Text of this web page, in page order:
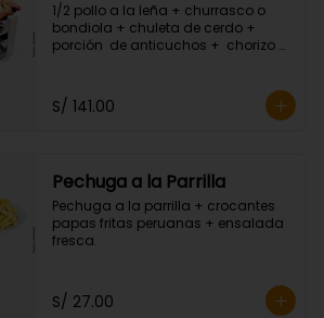
1/2 pollo a la leña + churrasco o
bondiola + chuleta de cerdo +
porción  de anticuchos +  chorizo +
fresca.
S/ 141.00
Pechuga a la Parrilla
Pechuga a la parrilla + crocantes
papas fritas peruanas + ensalada
fresca.
S/ 27.00